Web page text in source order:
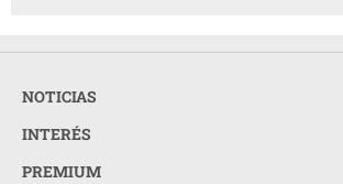
NOTICIAS
INTERÉS
PREMIUM